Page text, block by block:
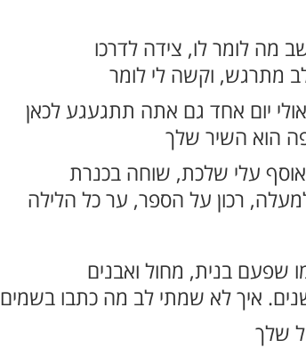
מה לומר לו, צידה לדרכו
מתרגש, וקשה לי לומר
יום אחד גם אתה תתגעגע לכאן
הוא השיר שלך
עלי שלכת, שוחה בכנרת
רכון על הספר, ער כל הלילה
שפעם בנית, מחול ואבנים
איך לא שמתי לב מה כתבו בשמים
שלך